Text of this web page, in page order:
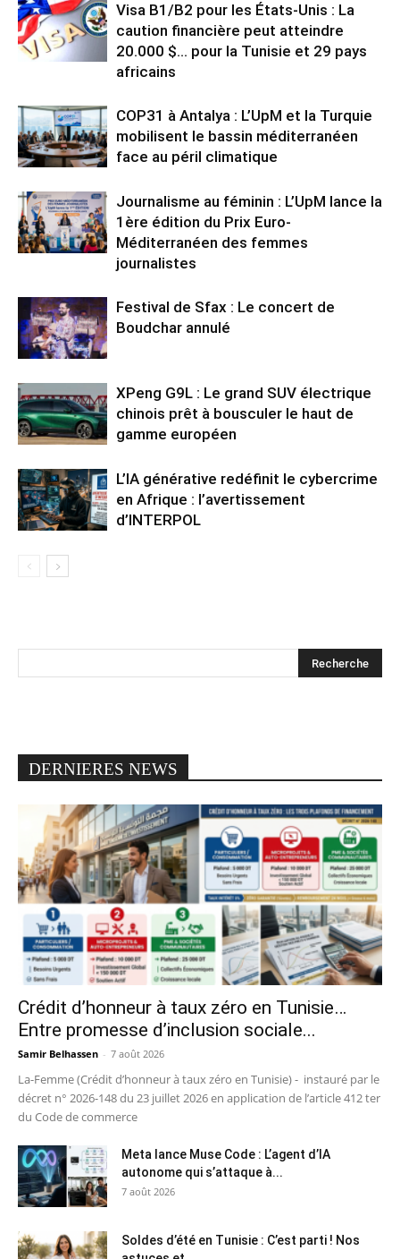
Visa B1/B2 pour les États-Unis : La
caution financière peut atteindre
20.000 $… pour la Tunisie et 29 pays
africains
COP31 à Antalya : L’UpM et la Turquie
mobilisent le bassin méditerranéen
face au péril climatique
Journalisme au féminin : L’UpM lance la
1ère édition du Prix Euro-
Méditerranéen des femmes
journalistes
Festival de Sfax : Le concert de
Boudchar annulé
XPeng G9L : Le grand SUV électrique
chinois prêt à bousculer le haut de
gamme européen
L’IA générative redéfinit le cybercrime
en Afrique : l’avertissement
d’INTERPOL
DERNIERES NEWS
Crédit d’honneur à taux zéro en Tunisie…
Entre promesse d’inclusion sociale...
Samir Belhassen - 7 août 2026
La-Femme (Crédit d’honneur à taux zéro en Tunisie) - instauré par le
décret n° 2026-148 du 23 juillet 2026 en application de l’article 412 ter
du Code de commerce
Meta lance Muse Code : L’agent d’IA
autonome qui s’attaque à...
7 août 2026
Soldes d’été en Tunisie : C’est parti ! Nos